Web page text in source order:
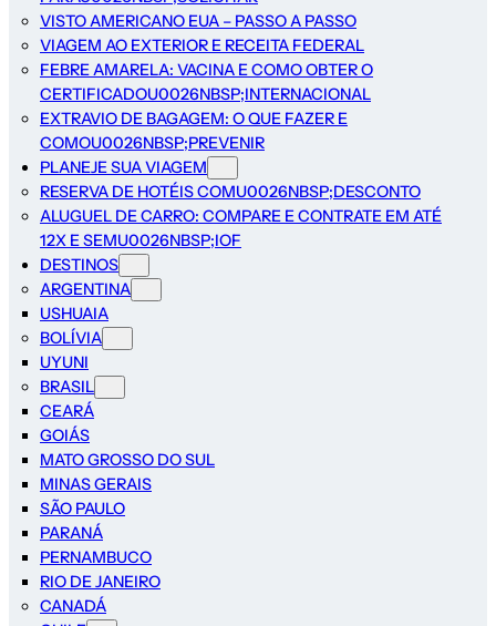
VISTO AMERICANO EUA – PASSO A PASSO
VIAGEM AO EXTERIOR E RECEITA FEDERAL
FEBRE AMARELA: VACINA E COMO OBTER O
CERTIFICADOU0026NBSP;INTERNACIONAL
EXTRAVIO DE BAGAGEM: O QUE FAZER E
COMOU0026NBSP;PREVENIR
PLANEJE SUA VIAGEM
RESERVA DE HOTÉIS COMU0026NBSP;DESCONTO
ALUGUEL DE CARRO: COMPARE E CONTRATE EM ATÉ
12X E SEMU0026NBSP;IOF
DESTINOS
ARGENTINA
USHUAIA
BOLÍVIA
UYUNI
BRASIL
CEARÁ
GOIÁS
MATO GROSSO DO SUL
MINAS GERAIS
SÃO PAULO
PARANÁ
PERNAMBUCO
RIO DE JANEIRO
CANADÁ